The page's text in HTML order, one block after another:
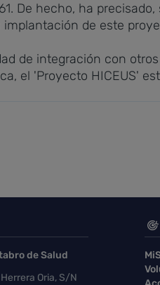
De hecho, ha
de este
de integración con
el 'Proyecto HICEUS'
de Salud
Oria, S/N